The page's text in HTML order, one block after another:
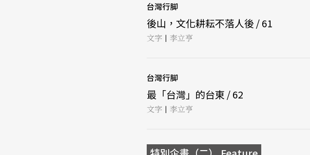
台灣行脚
後山，文化耕耘不落人後 / 61
文字 | 李立亨
台灣行脚
最「台灣」的台東 / 62
文字 | 李立亨